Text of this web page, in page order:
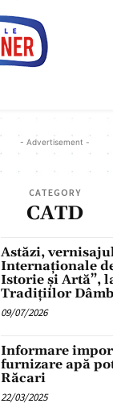
- Advertisement -
CATEGORY
CATD
Astăzi,
Internaționale
Istorie și Artă”,
Tradițiilor
09/07/2026
Informare
furnizare apă
Răcari
22/03/2025